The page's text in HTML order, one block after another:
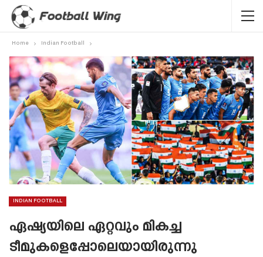
Home Indian Football
INDIAN FOOTBALL
ഏഷ്യയിലെ ഏറ്റവും മികച്ച
ടീമുകളെപ്പോലെയായിരുന്നു